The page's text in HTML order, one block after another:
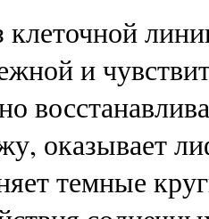
и
оказывает
темные